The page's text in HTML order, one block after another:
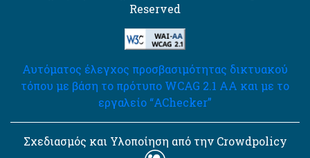
Reserved
Αυτόματος έλεγχος προσβασιμότητας δικτυακού
τόπου με βάση το πρότυπο WCAG 2.1 AA και με το
εργαλείο “AChecker”
Σχεδιασμός και Υλοποίηση από την Crowdpolicy